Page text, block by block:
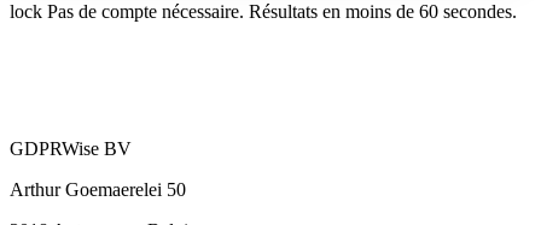
lock Pas de compte nécessaire. Résultats en moins de 60 secondes.
GDPRWise BV
Arthur Goemaerelei 50